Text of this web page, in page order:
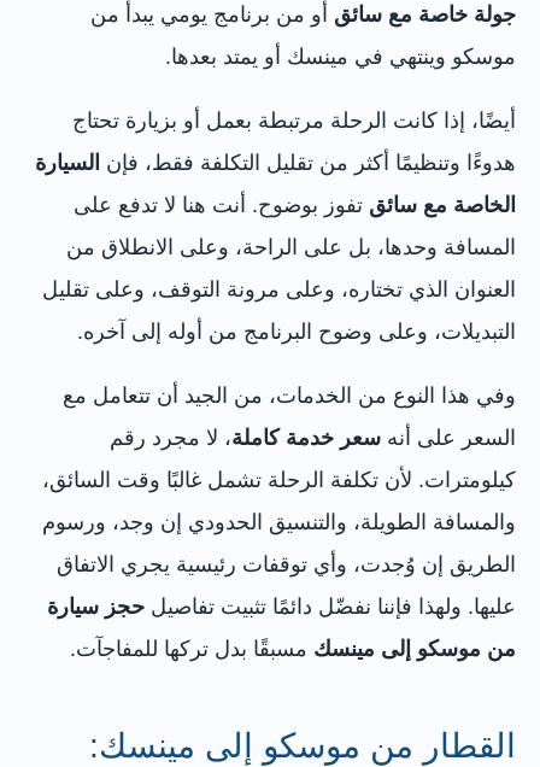
جولة خاصة مع سائق أو من برنامج يومي يبدأ من
موسكو وينتهي في مينسك أو يمتد بعدها.
أيضًا، إذا كانت الرحلة مرتبطة بعمل أو بزيارة تحتاج
هدوءًا وتنظيمًا أكثر من تقليل التكلفة فقط، فإن السيارة
الخاصة مع سائق تفوز بوضوح. أنت هنا لا تدفع على
المسافة وحدها، بل على الراحة، وعلى الانطلاق من
العنوان الذي تختاره، وعلى مرونة التوقف، وعلى تقليل
التبديلات، وعلى وضوح البرنامج من أوله إلى آخره.
وفي هذا النوع من الخدمات، من الجيد أن تتعامل مع
السعر على أنه سعر خدمة كاملة، لا مجرد رقم
كيلومترات. لأن تكلفة الرحلة تشمل غالبًا وقت السائق،
والمسافة الطويلة، والتنسيق الحدودي إن وجد، ورسوم
الطريق إن وُجدت، وأي توقفات رئيسية يجري الاتفاق
عليها. ولهذا فإننا نفضّل دائمًا تثبيت تفاصيل حجز سيارة
من موسكو إلى مينسك مسبقًا بدل تركها للمفاجآت.
القطار من موسكو إلى مينسك: